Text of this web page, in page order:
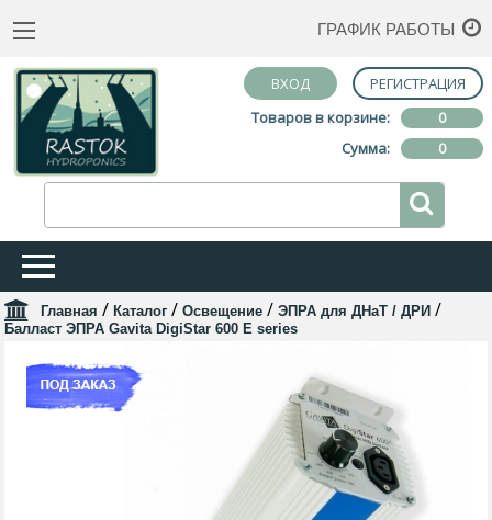
ГРАФИК РАБОТЫ
ВХОД
РЕГИСТРАЦИЯ
Товаров в корзине:
0
Сумма:
0
Главная / Каталог / Освещение / ЭПРА для ДНаТ / ДРИ /
Балласт ЭПРА Gavita DigiStar 600 E series